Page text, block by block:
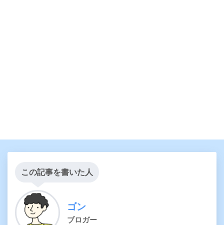
この記事を書いた人
ゴン
ブロガー